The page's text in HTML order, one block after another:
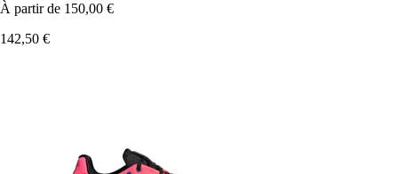
À partir de 150,00 €
142,50 €